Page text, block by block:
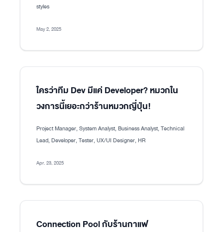
styles
May 2, 2025
ใครว่าทีม Dev มีแค่ Developer? หมวกใน
วงการนี้เยอะกว่าร้านหมวกญี่ปุ่น!
Project Manager, System Analyst, Business Analyst, Technical
Lead, Developer, Tester, UX/UI Designer, HR
Apr. 23, 2025
Connection Pool กับร้านกาแฟ